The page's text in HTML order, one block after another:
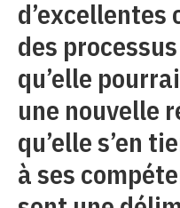
d’excellentes
des
qu’elle
une nouvelle
qu’elle s’en
à ses